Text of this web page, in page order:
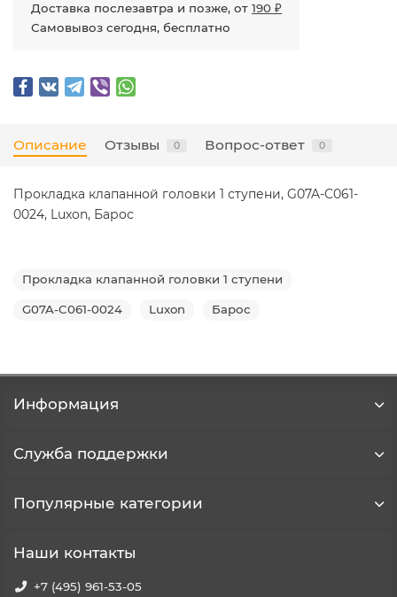
Доставка послезавтра и позже, от 190 ₽
Самовывоз сегодня, бесплатно
Описание Отзывы 0 Вопрос-ответ 0
Прокладка клапанной головки 1 ступени, G07A-C061-
0024, Luxon, Барос
Прокладка клапанной головки 1 ступени
G07A-C061-0024 Luxon Барос
Информация
Служба поддержки
Популярные категории
Наши контакты
+7 (495) 961-53-05